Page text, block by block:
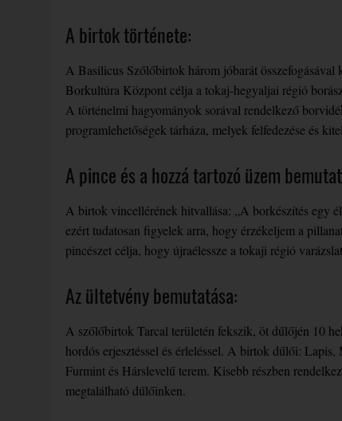
A birtok története:
A Basilicus Szőlőbirtok három jóbarát
Borkultúra Központ célja a tokaj-hegyaljai régió
A történelmi hagyományok sorával rendelkező
programlehetőségek tárháza, melyek felfedezése és
A pince és a hozzá tartozó üzem
A birtok vincellérének hitvallása: „A borkészítés egy
ezért tudatosan figyelek arra, hogy érzékeljem a
pincészet célja, hogy újraélessze a tokaji régió
Az ültetvény bemutatása:
A szőlőbirtok Tarcal területén fekszik, öt dűlőjén 10
hordós erjesztéssel és érleléssel. A birtok dűlői:
Furmint és Hárslevelű terem. Kisebb részben
megtalálható dűlőinken.